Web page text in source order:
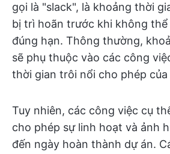
gọi là "slack", là khoảng thời
bị trì hoãn trước khi không
đúng hạn. Thông thường,
sẽ phụ thuộc vào các công
thời gian trôi nổi cho phép
Tuy nhiên, các công việc cụ
cho phép sự linh hoạt và ảnh
đến ngày hoàn thành dự án.